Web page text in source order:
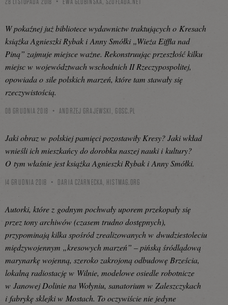
W pokaźnej już bibliotece wydawnictw traktujących o Kresach
książka Agnieszki Rybak i Anny Smółki „Wieża Eiffla nad
Piną” zajmuje miejsce ważne. Rekonstruując przeszłość kilku
miejsc w województwach wschodnich II Rzeczypospolitej,
opowiada o sile polskich marzeń, które tam stawały się
rzeczywistością.
06 GRUDNIA 2018 ANDRZEJ GRAJEWSKI, GOSC.PL
Jaki obraz w polskiej pamięci pozostawiły Kresy? Jaki wkład
wnieśli ich mieszkańcy do dorobku naszej nauki i kultury?
O tym właśnie jest książka Agnieszki Rybak i Anny Smółki.
14 GRUDNIA 2018 DARIA CZARNECKA, HISTMAG.ORG
Autorki, które z godnym pochwały uporem przekopały się
przez tony archiwów (czasem trudno dostępnych),
przypominają kilka spośród zrealizowanych w dwudziestoleciu
międzywojennym „kresowych marzeń” – pińską śródlądową
marynarkę wojenną, szeroko zakrojoną odbudowę Brześcia,
lokalną radiostację w Wilnie, modelowe osiedle robotnicze
w Janowej Dolinie na Wołyniu, sanatorium w Zaleszczykach
i fabrykę sklejki w Mostach. To oczywiście nie jedyne